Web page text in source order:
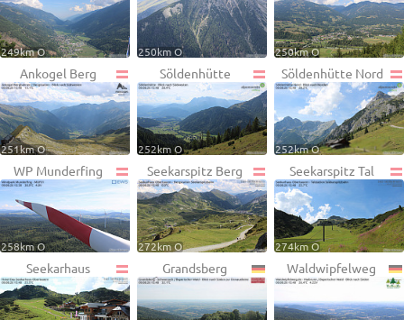
249km O 250km O 250km O
Ankogel Berg
251km O
Söldenhütte
252km O
Söldenhütte Nord
252km O
WP Munderfing
258km O
Seekarspitz Berg
272km O
Seekarspitz Tal
274km O
Seekarhaus Grandsberg Waldwipfelweg